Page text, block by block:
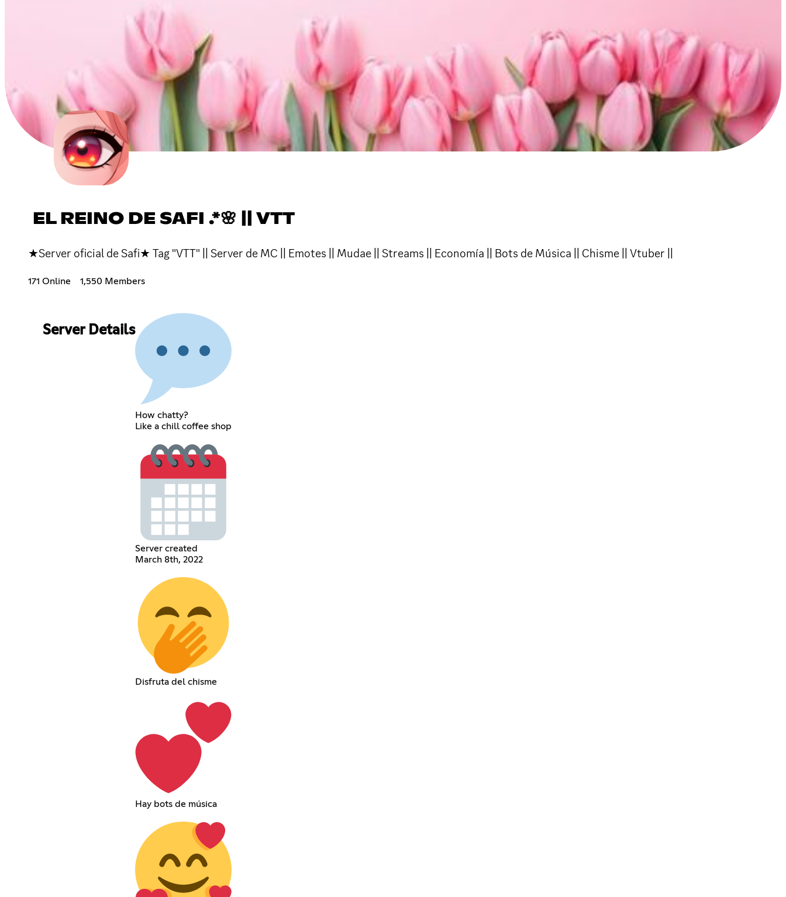
EL REINO DE SAFI .*🌸 || VTT
★Server oficial de Safi★ Tag "VTT" || Server de MC || Emotes || Mudae || Streams || Economía || Bots de Música || Chisme || Vtuber ||
171 Online 1,550 Members
Server Details
How chatty?
Like a chill coffee shop
Server created
March 8th, 2022
Disfruta del chisme
Hay bots de música